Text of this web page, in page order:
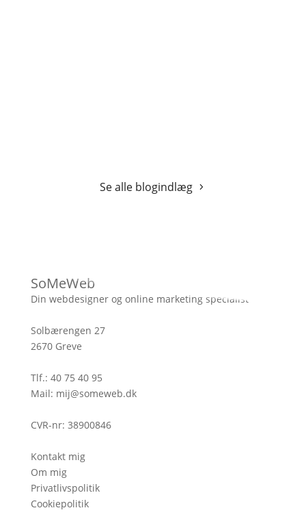
Se alle blogindlæg
SoMeWeb
Din webdesigner og online marketing specialist
Solbærengen 27
2670 Greve
Tlf.: 40 75 40 95
Mail: mij@someweb.dk
CVR-nr: 38900846
Kontakt mig
Om mig
Privatlivspolitik
Cookiepolitik